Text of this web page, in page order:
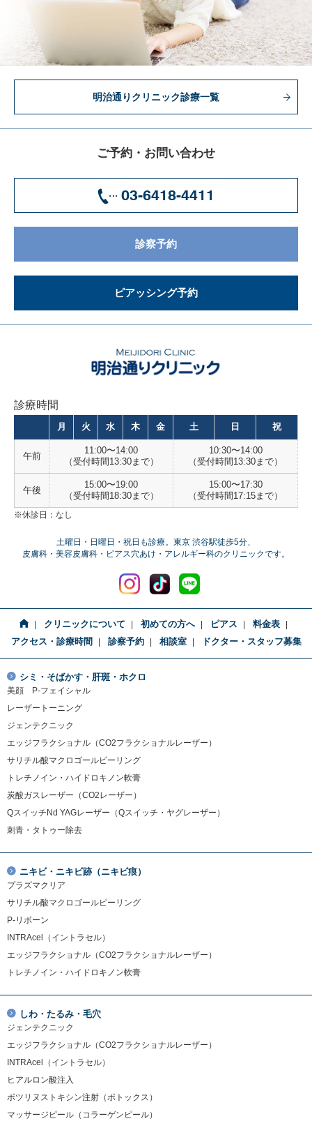
明治通りクリニック診療一覧
ご予約・お問い合わせ
03-6418-4411
診察予約
ピアッシング予約
診療時間
月 火 水 木 金 土 日 祝
午前
11:00〜14:00
（受付時間13:30まで）
10:30〜14:00
（受付時間13:30まで）
午後
15:00〜19:00
（受付時間18:30まで）
15:00〜17:30
（受付時間17:15まで）
※休診日：なし
土曜日・日曜日・祝日も診療。東京 渋谷駅徒歩5分、
皮膚科・美容皮膚科・ピアス穴あけ・アレルギー科のクリニックです。
クリニックについて 初めての方へ ピアス
料金表
アクセス・診療時間
診察予約 相談室 ドクター・スタッフ募集
シミ・そばかす・肝斑・ホクロ
美顔 P-フェイシャル
レーザートーニング
ジェンテクニック
エッジフラクショナル（CO2フラクショナルレーザー）
サリチル酸マクロゴールピーリング
トレチノイン・ハイドロキノン軟膏
炭酸ガスレーザー（CO2レーザー）
QスイッチNd YAGレーザー（Qスイッチ・ヤグレーザー）
刺青・タトゥー除去
ニキビ・ニキビ跡（ニキビ痕）
プラズマクリア
サリチル酸マクロゴールピーリング
P-リボーン
INTRAcel（イントラセル）
エッジフラクショナル（CO2フラクショナルレーザー）
トレチノイン・ハイドロキノン軟膏
しわ・たるみ・毛穴
ジェンテクニック
エッジフラクショナル（CO2フラクショナルレーザー）
INTRAcel（イントラセル）
ヒアルロン酸注入
ボツリヌストキシン注射（ボトックス）
マッサージピール（コラーゲンピール）